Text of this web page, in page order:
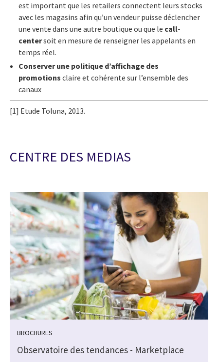
est important que les retailers connectent leurs stocks
avec les magasins afin qu’un vendeur puisse déclencher
une vente dans une autre boutique ou que le call-
centersoit en mesure de renseigner les appelants en
temps réel.
Conserver une politique d’affichage des
promotions claire et cohérente sur l’ensemble des
canaux
[1] Etude Toluna, 2013.
CENTRE DES MEDIAS
BROCHURES
Observatoire des tendances - Marketplace